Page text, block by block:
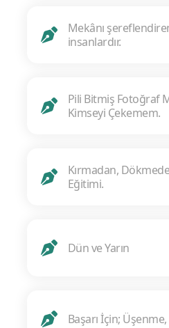
Mekânı
insanlardır.
Pili Bitmiş Fotoğraf
Kimseyi Çekemem.
Kırmadan,
Eğitimi.
Dün ve Yarın
Başarı İçin;